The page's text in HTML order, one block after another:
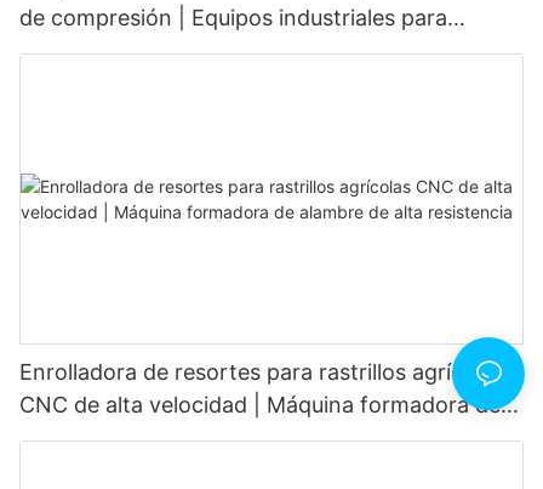
de compresión | Equipos industriales para
conformado de alambre
Enrolladora de resortes para rastrillos agrícolas
CNC de alta velocidad | Máquina formadora de
alambre de alta resistencia